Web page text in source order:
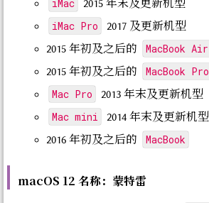
iMac 2015 年末及更新机型
iMac Pro
2017 及更新机型
2015 年初及之后的
MacBook Air
2015 年初及之后的
MacBook Pro
Mac Pro
2013 年末及更新机型
Mac mini
2014 年末及更新机型
2016 年初及之后的
MacBook
macOS 12 名称：蒙特雷